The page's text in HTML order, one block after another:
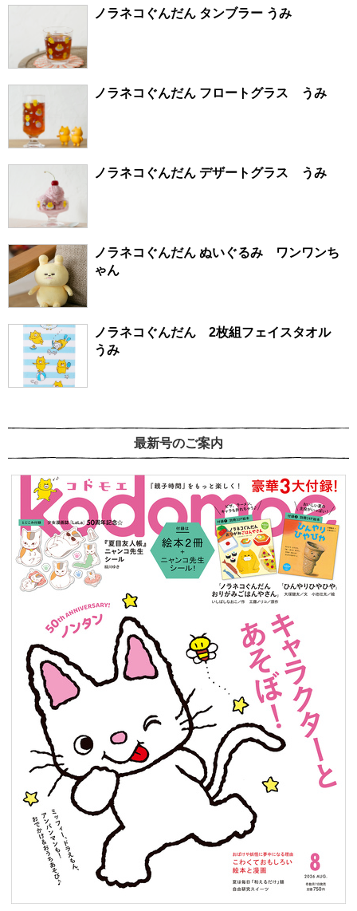
ノラネコぐんだん タンブラー うみ
ノラネコぐんだん フロートグラス うみ
ノラネコぐんだん デザートグラス うみ
ノラネコぐんだん ぬいぐるみ ワンワンち
ゃん
ノラネコぐんだん 2枚組フェイスタオル
うみ
最新号のご案内